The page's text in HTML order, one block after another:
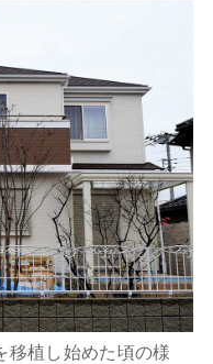
移植し始めた頃の様